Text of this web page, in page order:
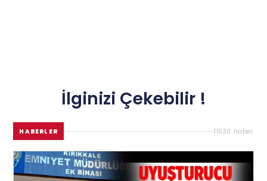
İlginizi Çekebilir !
HABERLER 11530 haber